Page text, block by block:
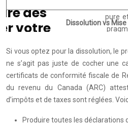
Dissolution vs
Si vous optez pour la dissolution, le
ne s’agit pas juste de cocher une
certificats de conformité fiscale de
du revenu du Canada (ARC)
d’impôts et de taxes sont réglées.
Produire toutes les déclarations